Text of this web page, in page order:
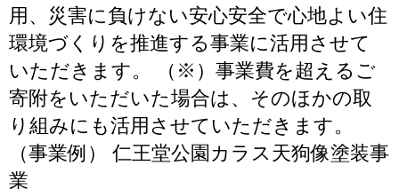
用、災害に負けない安心安全で心地よい住
環境づくりを推進する事業に活用させて
いただきます。 （※）事業費を超えるご
寄附をいただいた場合は、そのほかの取
り組みにも活用させていただきます。
（事業例） 仁王堂公園カラス天狗像塗装事
業